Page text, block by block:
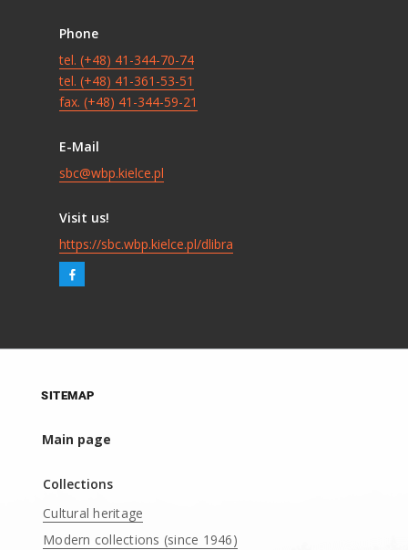
Phone
tel. (+48) 41-344-70-74
tel. (+48) 41-361-53-51
fax. (+48) 41-344-59-21
E-Mail
sbc@wbp.kielce.pl
Visit us!
https://sbc.wbp.kielce.pl/dlibra
SITEMAP
Main page
Collections
Cultural heritage
Modern collections (since 1946)